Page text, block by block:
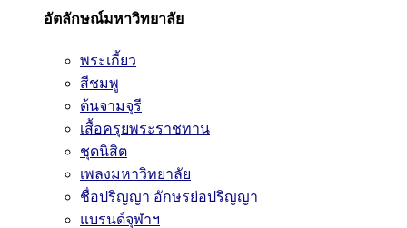
อัตลักษณ์มหาวิทยาลัย
พระเกี้ยว
สีชมพู
ต้นจามจุรี
เสื้อครุยพระราชทาน
ชุดนิสิต
เพลงมหาวิทยาลัย
ชื่อปริญญา อักษรย่อปริญญา
แบรนด์จุฬาฯ